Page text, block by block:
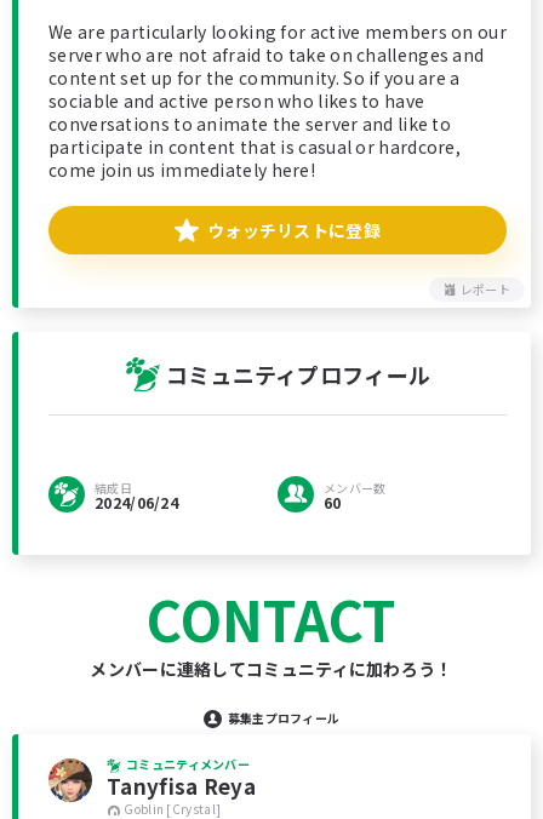
We are particularly looking for active members on our
server who are not afraid to take on challenges and
content set up for the community. So if you are a
sociable and active person who likes to have
conversations to animate the server and like to
participate in content that is casual or hardcore,
come join us immediately here!
レポート
ウォッチリストに登録
コミュニティプロフィール
結成日
2024/06/24
メンバー数
60
CONTACT
メンバーに連絡してコミュニティに加わろう！
募集主プロフィール
コミュニティメンバー
Tanyfisa Reya
Goblin [Crystal]